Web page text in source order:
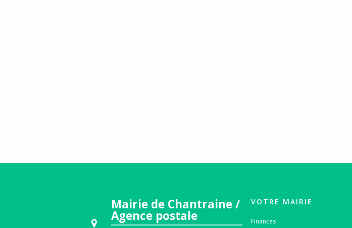
Mairie de Chantraine /
Agence postale
VOTRE MAIRIE
Finances